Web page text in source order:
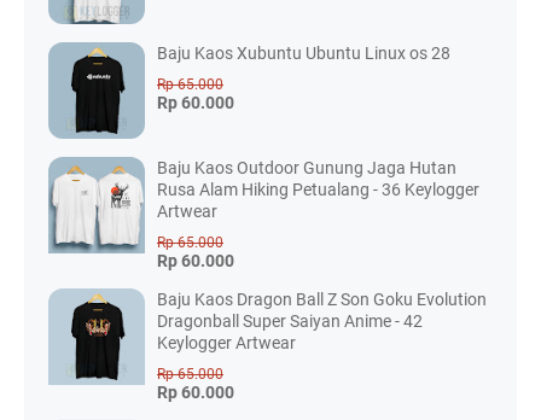
Baju Kaos Xubuntu Ubuntu Linux os 28
Rp 65.000
Rp 60.000
Baju Kaos Outdoor Gunung Jaga Hutan
Rusa Alam Hiking Petualang - 36 Keylogger
Artwear
Rp 65.000
Rp 60.000
Baju Kaos Dragon Ball Z Son Goku Evolution
Dragonball Super Saiyan Anime - 42
Keylogger Artwear
Rp 65.000
Rp 60.000